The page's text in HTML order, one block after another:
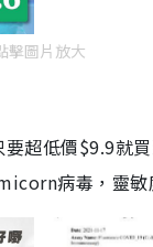
擊圖片放大
超低價$9.9就
病毒，靈敏